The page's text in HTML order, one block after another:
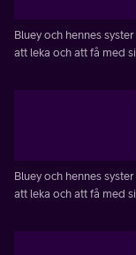
Bluey och hennes
att leka och att få med
Bluey och hennes
att leka och att få med